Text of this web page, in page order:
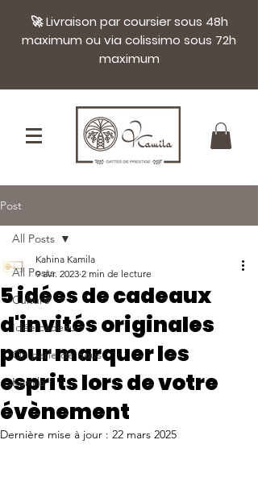
🚀 Livraison par coursier sous 48h
maximum ou via colissimo sous 72h
maximum
Post
All Posts
Culture
Idée cadeau
On parle de nous
Kamila
All Posts
5 idées de cadeaux
d'invités originales
pour marquer les
esprits lors de votre
évènement
Kahina Kamila
9 avr. 2023 2 min de lecture
Dernière mise à jour : 22 mars 2025